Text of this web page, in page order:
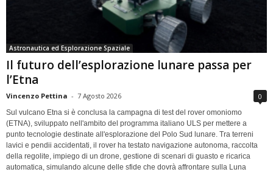
Astronautica ed Esplorazione Spaziale
Il futuro dell’esplorazione lunare passa per
l’Etna
Vincenzo Pettina - 7 Agosto 2026 0
Sul vulcano Etna si è conclusa la campagna di test del rover omoniomo
(ETNA), sviluppato nell'ambito del programma italiano ULS per mettere a
punto tecnologie destinate all'esplorazione del Polo Sud lunare. Tra terreni
lavici e pendii accidentati, il rover ha testato navigazione autonoma, raccolta
della regolite, impiego di un drone, gestione di scenari di guasto e ricarica
automatica, simulando alcune delle sfide che dovrà affrontare sulla Luna